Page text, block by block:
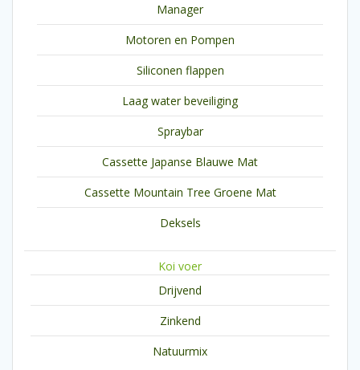
Manager
Motoren en Pompen
Siliconen flappen
Laag water beveiliging
Spraybar
Cassette Japanse Blauwe Mat
Cassette Mountain Tree Groene Mat
Deksels
Koi voer
Drijvend
Zinkend
Natuurmix